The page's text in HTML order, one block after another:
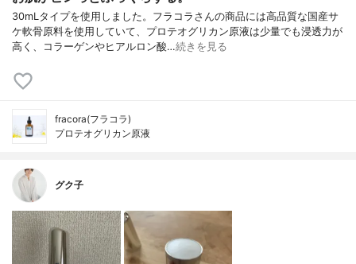
30mLタイプを使用しました。フラコラさんの商品には高品質な国産サ
ケ軟骨原料を使用していて、プロテオグリカン原液は少量でも浸透力が
高く、コラーゲンやヒアルロン酸…続きを見る
fracora(フラコラ)
プロテオグリカン原液
グク子